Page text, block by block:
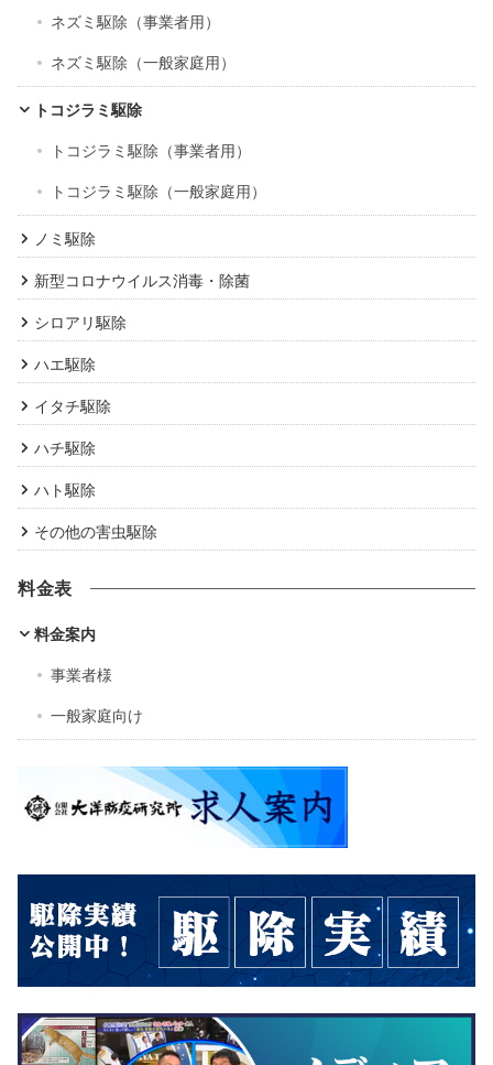
ネズミ駆除（事業者用）
ネズミ駆除（一般家庭用）
トコジラミ駆除
トコジラミ駆除（事業者用）
トコジラミ駆除（一般家庭用）
ノミ駆除
新型コロナウイルス消毒・除菌
シロアリ駆除
ハエ駆除
イタチ駆除
ハチ駆除
ハト駆除
その他の害虫駆除
料金表
料金案内
事業者様
一般家庭向け